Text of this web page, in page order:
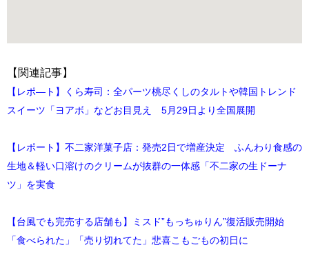
【関連記事】
【レポ―ト】くら寿司：全パーツ桃尽くしのタルトや韓国トレンド
スイーツ「ヨアボ」などお目見え 5月29日より全国展開
【レポート】不二家洋菓子店：発売2日で増産決定 ふんわり食感の
生地＆軽い口溶けのクリームが抜群の一体感「不二家の生ドーナ
ツ」を実食
【台風でも完売する店舗も】ミスド”もっちゅりん”復活販売開始
「食べられた」「売り切れてた」悲喜こもごもの初日に